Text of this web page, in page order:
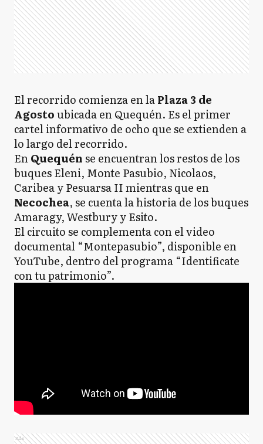
El recorrido comienza en laPlaza 3 de
Agostoubicada en Quequén. Es el primer
cartel informativo de ocho que se extienden a
lo largo del recorrido.
EnQuequénse encuentran los restos de los
buques Eleni, Monte Pasubio, Nicolaos,
Caribea y Pesuarsa II mientras que en
Necochea, se cuenta la historia de los buques
Amaragy, Westbury y Esito.
El circuito se complementa con el video
documental “Montepasubio”, disponible en
YouTube, dentro del programa “Identificate
con tu patrimonio”.
Ads